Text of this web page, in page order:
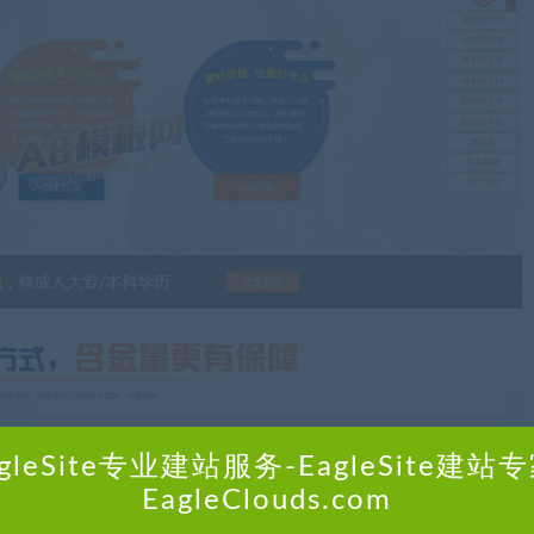
专业建站服务-EagleSite建站
EagleClouds.com